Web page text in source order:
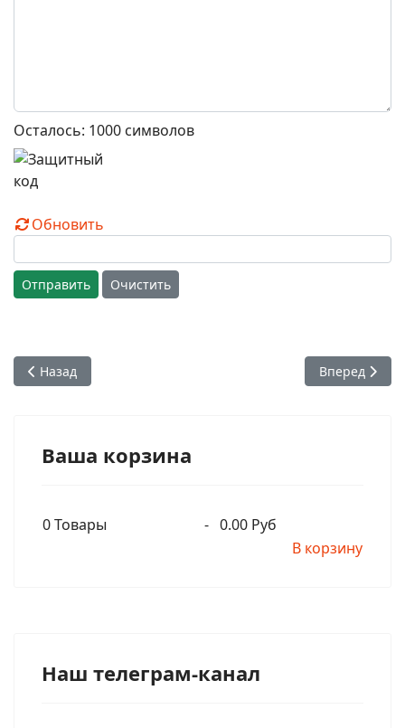
Осталось: 1000 символов
Обновить
Отправить Очистить
Предыдущий: Глава 11. Часть 09. Что такое така-талия-
Назад Следующий:
Вперед
Ваша корзина
0Товары - 0.00 Руб
В корзину
Наш телеграм-канал